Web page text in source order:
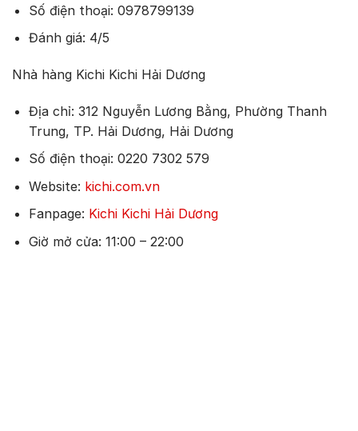
Số điện thoại: 0978799139
Đánh giá: 4/5
Nhà hàng Kichi Kichi Hải Dương
Địa chỉ: 312 Nguyễn Lương Bằng, Phường Thanh
Trung, TP. Hải Dương, Hải Dương
Số điện thoại: 0220 7302 579
Website: kichi.com.vn
Fanpage: Kichi Kichi Hải Dương
Giờ mở cửa: 11:00 – 22:00